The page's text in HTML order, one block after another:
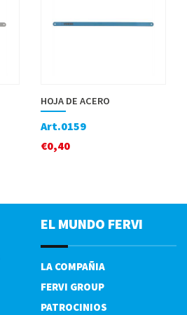
HOJA DE ACERO
Art.0159
€0,40
EL MUNDO FERVI
LA COMPAÑIA
FERVI GROUP
PATROCINIOS